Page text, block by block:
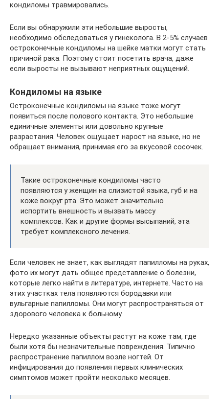
кондиломы травмировались.
Если вы обнаружили эти небольшие выросты,
необходимо обследоваться у гинеколога. В 2-5% случаев
остроконечные кондиломы на шейке матки могут стать
причиной рака. Поэтому стоит посетить врача, даже
если выросты не вызывают неприятных ощущений.
Кондиломы на языке
Остроконечные кондиломы на языке тоже могут
появиться после полового контакта. Это небольшие
единичные элементы или довольно крупные
разрастания. Человек ощущает нарост на языке, но не
обращает внимания, принимая его за вкусовой сосочек.
Такие остроконечные кондиломы часто
появляются у женщин на слизистой языка, губ и на
коже вокруг рта. Это может значительно
испортить внешность и вызвать массу
комплексов. Как и другие формы высыпаний, эта
требует комплексного лечения.
Если человек не знает, как выглядят папилломы на руках,
фото их могут дать общее представление о болезни,
которые легко найти в литературе, интернете. Часто на
этих участках тела появляются бородавки или
вульгарные папилломы. Они могут распространяться от
здорового человека к больному.
Нередко указанные объекты растут на коже там, где
были хотя бы незначительные повреждения. Типично
распространение папиллом возле ногтей. От
инфицирования до появления первых клинических
симптомов может пройти несколько месяцев.